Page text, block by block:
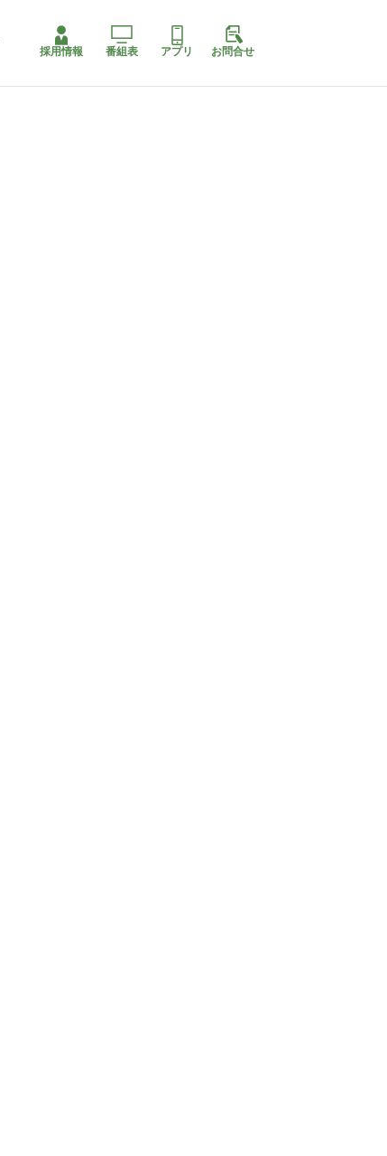
採用情報 番組表 アプリ お問合せ